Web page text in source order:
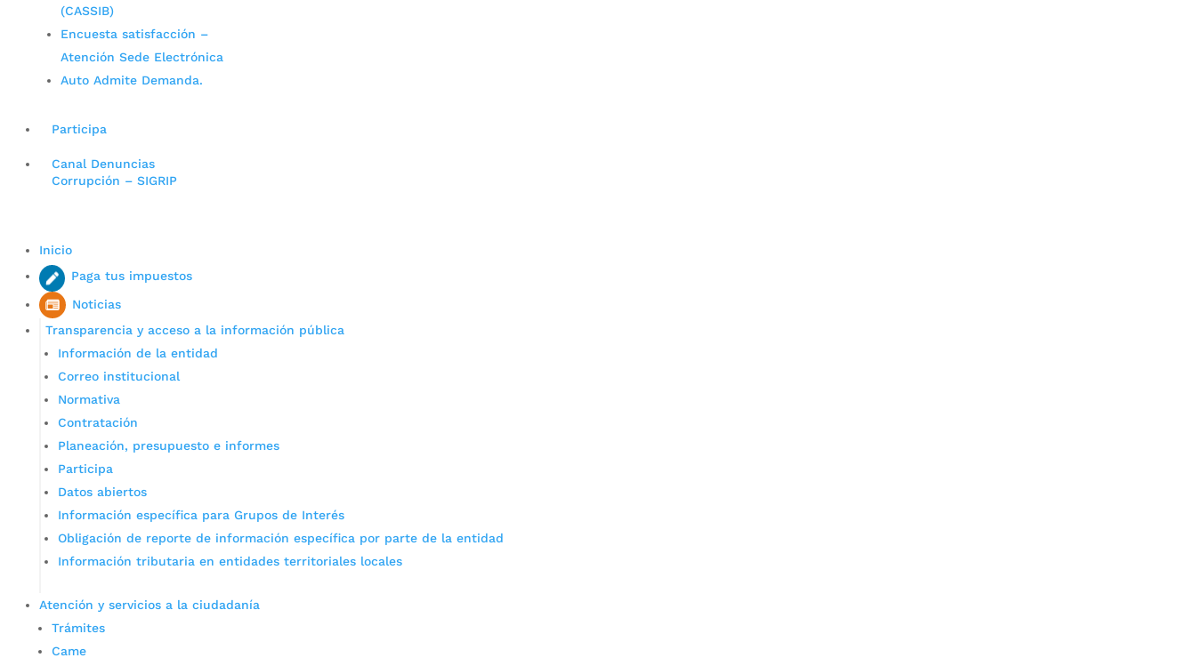
(CASSIB)
Encuesta satisfacción –
Atención Sede Electrónica
Auto Admite Demanda.
Participa
Canal Denuncias
Corrupción – SIGRIP
Inicio
Paga tus impuestos
Noticias
Transparencia y acceso a la información pública
Información de la entidad
Correo institucional
Normativa
Contratación
Planeación, presupuesto e informes
Participa
Datos abiertos
Información específica para Grupos de Interés
Obligación de reporte de información específica por parte de la entidad
Información tributaria en entidades territoriales locales
Atención y servicios a la ciudadanía
Trámites
Came